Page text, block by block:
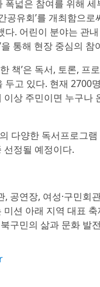
넓은 참여를 위해
공유회’를 개최함으
. 어린이 분야는 관
을 통해 현장 중심의
책’은 독서, 토론, 프
고 있다. 현재 2700
상 주민이면 누구나
다양한 독서프로그
선정될 예정이다.
공연장, 여성·구민회
미션 아래 지역 대표
구민의 삶과 문화 발